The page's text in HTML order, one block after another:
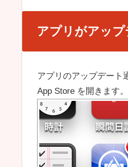
アプリがアッ
アプリのアップデート
App Store を開きます。